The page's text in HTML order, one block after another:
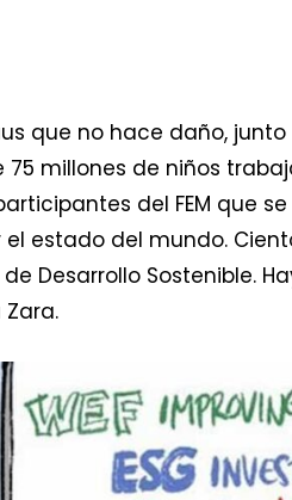
que no hace daño,
millones de niños
del FEM que
estado del mundo.
Desarrollo Sostenible.